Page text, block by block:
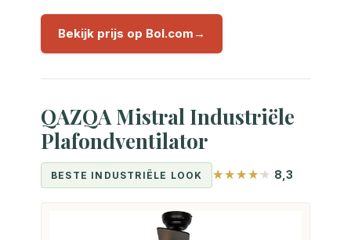
Bekijk prijs op Bol.com
QAZQA Mistral Industriële
Plafondventilator
BESTE INDUSTRIËLE LOOK 8,3